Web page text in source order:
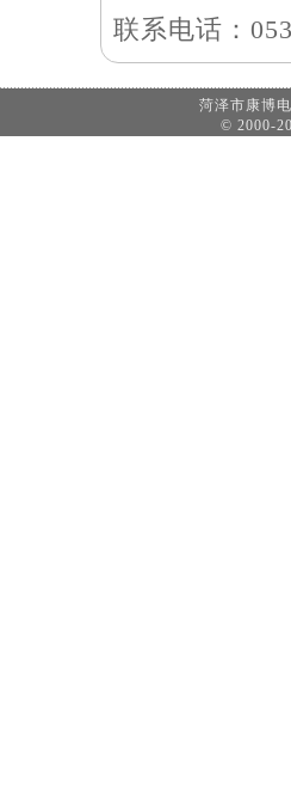
联系电话：
菏泽市康
© 2000-